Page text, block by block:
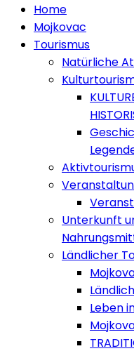
Home
Mojkovac
Tourismus
Natürliche
Unterkunft
Ländlicher
Leben